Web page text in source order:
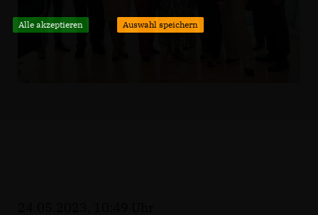
Alle akzeptieren Auswahl speichern